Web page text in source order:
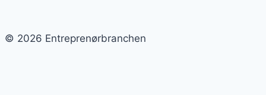
byggeri
© 2026 Entreprenørbranchen